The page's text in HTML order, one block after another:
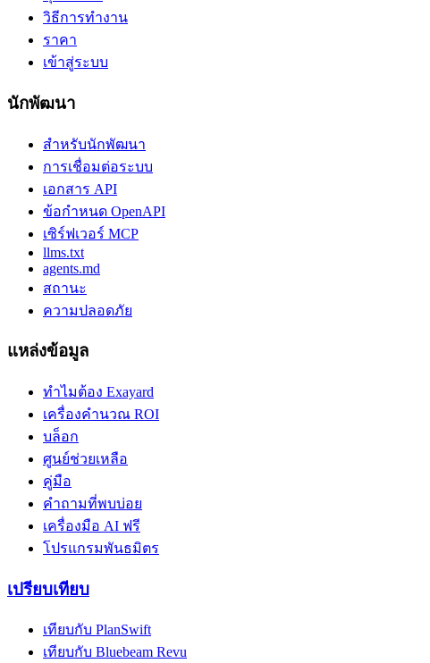
วิธีการทำงาน
ราคา
เข้าสู่ระบบ
นักพัฒนา
สำหรับนักพัฒนา
การเชื่อมต่อระบบ
เอกสาร API
ข้อกำหนด OpenAPI
เซิร์ฟเวอร์ MCP
llms.txt
agents.md
สถานะ
ความปลอดภัย
แหล่งข้อมูล
ทำไมต้อง Exayard
เครื่องคำนวณ ROI
บล็อก
ศูนย์ช่วยเหลือ
คู่มือ
คำถามที่พบบ่อย
เครื่องมือ AI ฟรี
โปรแกรมพันธมิตร
เปรียบเทียบ
เทียบกับ PlanSwift
เทียบกับ Bluebeam Revu